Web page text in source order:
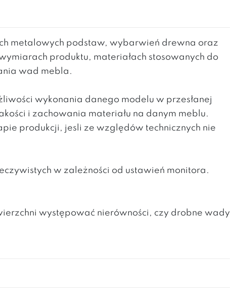
metalowych podstaw, wybarwień drewna oraz
produktu, materiałach stosowanych do
wad mebla.
wykonania danego modelu w przesłanej
i zachowania materiału na danym meblu.
produkcji, jesli ze względów technicznych nie
w zależności od ustawień monitora.
występować nierówności, czy drobne wady